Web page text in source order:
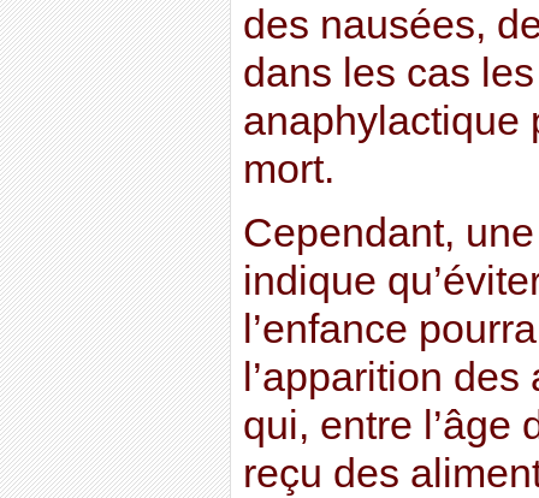
des nausées,
dans les cas
anaphylactique
mort.
Cependant,
indique
l’enfance
l’apparition
qui, entre l’âge
reçu des